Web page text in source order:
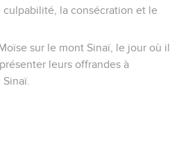
la consécration et le
sur le mont Sinaï, le jour où il
leurs offrandes à